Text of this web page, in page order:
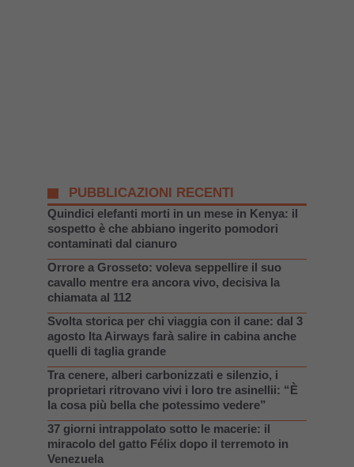
PUBBLICAZIONI RECENTI
Quindici elefanti morti in un mese in Kenya: il
sospetto è che abbiano ingerito pomodori
contaminati dal cianuro
Orrore a Grosseto: voleva seppellire il suo
cavallo mentre era ancora vivo, decisiva la
chiamata al 112
Svolta storica per chi viaggia con il cane: dal 3
agosto Ita Airways farà salire in cabina anche
quelli di taglia grande
Tra cenere, alberi carbonizzati e silenzio, i
proprietari ritrovano vivi i loro tre asinellii: “È
la cosa più bella che potessimo vedere”
37 giorni intrappolato sotto le macerie: il
miracolo del gatto Félix dopo il terremoto in
Venezuela